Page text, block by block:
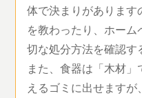
体で決まりがありま
を教わったり、ホー
切な処分方法を確認す
また、食器は「木材
えるゴミに出せます